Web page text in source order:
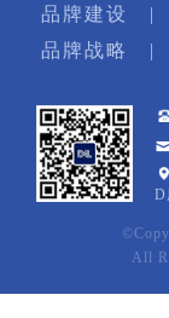
品牌建设
|
品牌战略
|
D
All